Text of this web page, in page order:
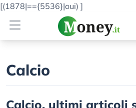
[(1878|=={5536}|oui) ]
Calcio
Calcio, ultimi articoli